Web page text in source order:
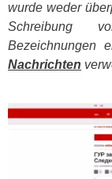
wurde weder
Schreibung
Bezeichnungen
Nachrichten